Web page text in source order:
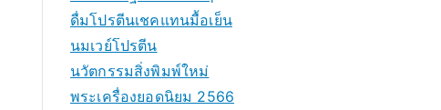
ดื่มโปรตีนเชคแทนมื้อเย็น
นมเวย์โปรตีน
นวัตกรรมสิ่งพิมพ์ใหม่
พระเครื่องยอดนิยม 2566